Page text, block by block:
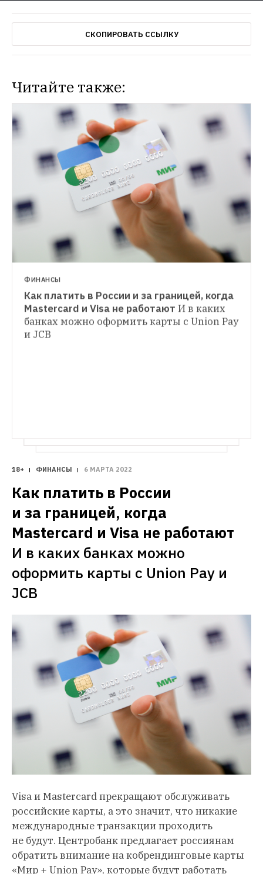
СКОПИРОВАТЬ ССЫЛКУ
Читайте также:
ЕСТЬ ВОПРОС
К началу апреля рубль резко вырос —
Что происходит с торговыми центрами
в России Супермаркет вместо Zara,
расцвет фуд-кортов и инвестиции
ФИНАНСЫ
Как платить в России и за границей, когда
Mastercard и Visa не работают И в каких
банках можно оформить карты с Union Pay
и JCB
18+ ФИНАНСЫ 6 МАРТА 2022
Как платить в России
и за границей, когда
Mastercard и Visa не работают
И в каких банках можно
оформить карты с Union Pay и
JCB
Visa и Mastercard прекращают обслуживать
российские карты, а это значит, что никакие
международные транзакции проходить
не будут. Центробанк предлагает россиянам
обратить внимание на кобрендинговые карты
«Мир + Union Pay», которые будут работать